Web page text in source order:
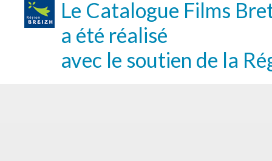
Le Catalogue Films
a été réalisé
avec le soutien de la